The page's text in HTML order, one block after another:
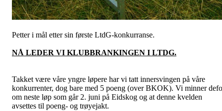
Petter i mål etter sin første LtdG-konkurranse.
NÅ LEDER VI KLUBBRANKINGEN I LTDG.
Takket være våre yngre løpere har vi tatt innersvingen på våre
konkurrenter, dog bare med 5 poeng (over BKOK). Vi minner
om neste løp som går 2. juni på Eidskog og at denne kvelden
avsettes til poeng- og trøyejakt.